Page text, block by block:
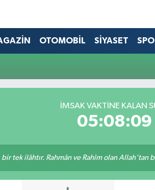
OTOMOBİL SİYASET
İMSAK VAKTİNE KALAN
05:08:09
bir tek ilâhtır. Rahmân ve Rahîm olan Allah’tan